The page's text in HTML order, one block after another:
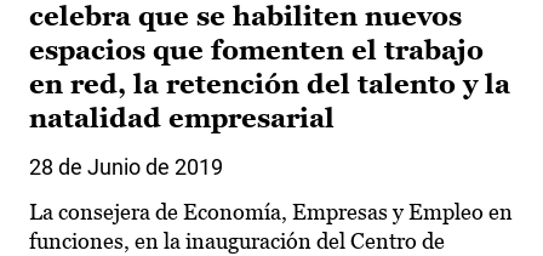
celebra que se habiliten nuevos
espacios que fomenten el trabajo
en red, la retención del talento y la
natalidad empresarial
28 de Junio de 2019
La consejera de Economía, Empresas y Empleo en
funciones, en la inauguración del Centro de